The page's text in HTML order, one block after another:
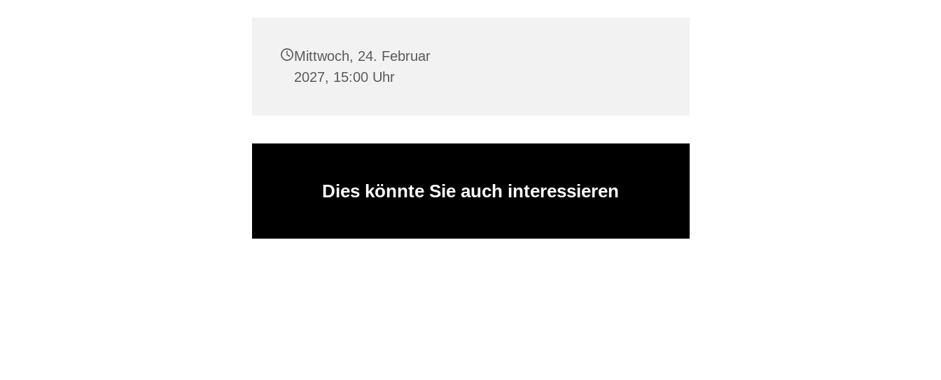
Mittwoch, 24. Februar
2027, 15:00 Uhr
Dies könnte Sie auch interessieren